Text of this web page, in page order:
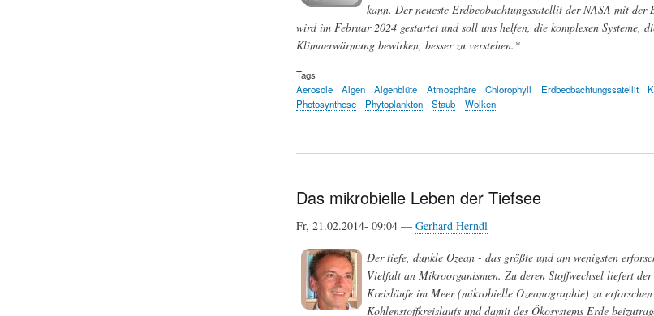
kann. Der neueste Erdbeobachtungssatellit der NASA mit
wird im Februar 2024 gestartet und soll uns helfen, die komplexen Systeme,
Klimaerwärmung bewirken, besser zu verstehen.*
Tags
Aerosole
Algen Algenblüte Atmosphäre Chlorophyll Erdbeobachtungssatellit
Photosynthese
Phytoplankton Staub Wolken
Das mikrobielle Leben der Tiefsee
Fr, 21.02.2014- 09:04 — Gerhard Herndl
Der tiefe, dunkle Ozean - das größte und am wenigsten
Vielfalt an Mikroorganismen. Zu deren Stoffwechsel liefert
Kreisläufe im Meer (mikrobielle Ozeanographie) zu
Kohlenstoffkreislaufs und damit des Ökosystems Erde